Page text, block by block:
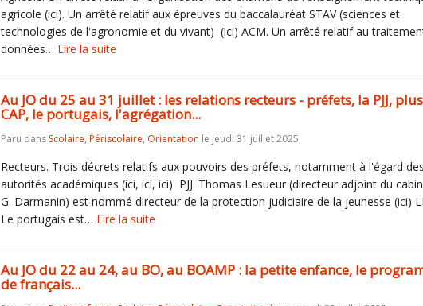
agricole (ici). Un arrêté relatif aux épreuves du baccalauréat STAV (sciences et
technologies de l'agronomie et du vivant) (ici) ACM. Un arrêté relatif au
données… Lire la suite
Au JO du 25 au 31 juillet : les relations recteurs - préfets, la PJJ,
CAP, le portugais, l'agrégation...
Paru dans Scolaire, Périscolaire, Orientation le jeudi 31 juillet 2025.
Recteurs. Trois décrets relatifs aux pouvoirs des préfets, notamment à l'égard des
autorités académiques (ici, ici, ici) PJJ. Thomas Lesueur (directeur adjoint du
G. Darmanin) est nommé directeur de la protection judiciaire de la jeunesse (ici)
Le portugais est… Lire la suite
Au JO du 22 au 24, au BO, au BOAMP : la petite enfance, le
de français...